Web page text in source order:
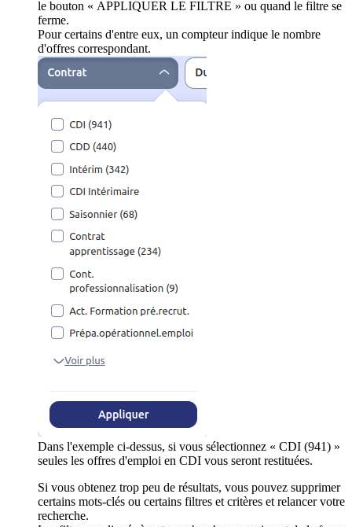
le bouton « APPLIQUER LE FILTRE » ou quand le filtre se
ferme.
Pour certains d'entre eux, un compteur indique le nombre
d'offres correspondant.
Dans l'exemple ci-dessus, si vous sélectionnez « CDI (941) »
seules les offres d'emploi en CDI vous seront restituées.
Si vous obtenez trop peu de résultats, vous pouvez supprimer
certains mots-clés ou certains filtres et critères et relancer votre
recherche.